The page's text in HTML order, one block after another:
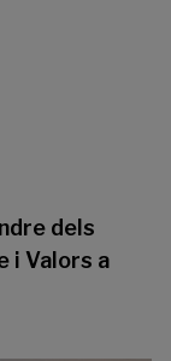
dels
i Valors a